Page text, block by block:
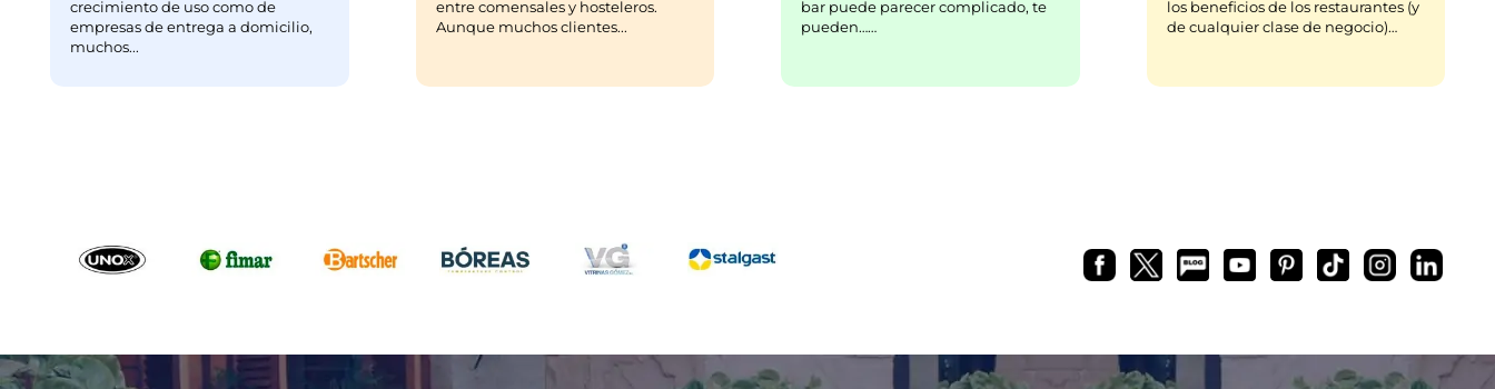
crecimiento de uso como de
empresas de entrega a domicilio,
muchos...
entre comensales y hosteleros.
Aunque muchos clientes...
bar puede parecer complicado, te
pueden……
los beneficios de los restaurantes (y
de cualquier clase de negocio)…